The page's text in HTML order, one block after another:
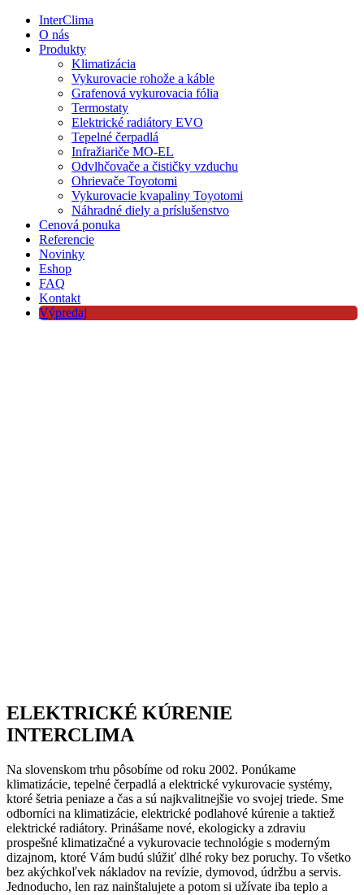
InterClima
O nás
Produkty
Klimatizácia
Vykurovacie rohože a káble
Grafenová vykurovacia fólia
Termostaty
Elektrické radiátory EVO
Tepelné čerpadlá
Infražiariče MO-EL
Odvlhčovače a čističky vzduchu
Ohrievače Toyotomi
Vykurovacie kvapaliny Toyotomi
Náhradné diely a príslušenstvo
Cenová ponuka
Referencie
Novinky
Eshop
FAQ
Kontakt
Výpredaj
ELEKTRICKÉ KÚRENIE
INTERCLIMA
Na slovenskom trhu pôsobíme od roku 2002. Ponúkame
klimatizácie, tepelné čerpadlá a elektrické vykurovacie systémy,
ktoré šetria peniaze a čas a sú najkvalitnejšie vo svojej triede. Sme
odborníci na klimatizácie, elektrické podlahové kúrenie a taktiež
elektrické radiátory. Prinášame nové, ekologicky a zdraviu
prospešné klimatizačné a vykurovacie technológie s moderným
dizajnom, ktoré Vám budú slúžiť dlhé roky bez poruchy. To všetko
bez akýchkoľvek nákladov na revízie, dymovod, údržbu a servis.
Jednoducho, len raz nainštalujete a potom si užívate iba teplo a